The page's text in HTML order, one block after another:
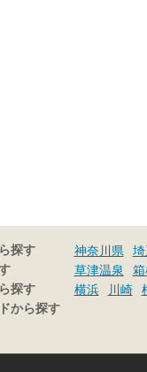
探す 神奈川県
草津温泉
探す 横浜 川崎
から探す